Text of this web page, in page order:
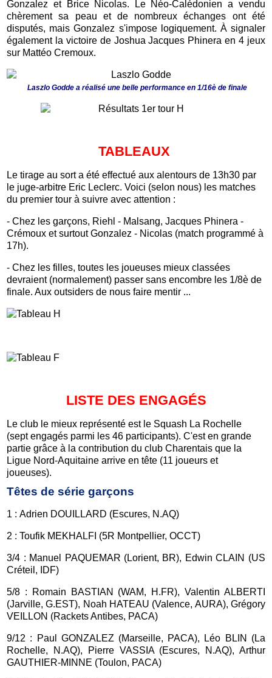
Gonzalez et Brice Nicolas. Le Néo-Calédonien a vendu
chèrement sa peau et de nombreux échanges ont été
disputés, mais Gonzalez s'impose logiquement. À signaler
également la victoire de Joshua Jacques Phinera en 4 jeux
sur Mattéo Cremoux.
Laszlo Godde a réalisé une belle performance en 1/16è de finale
TABLEAUX
Le tirage au sort a été effectué aux alentours de 13h30 par
le juge-arbitre Eric Leclerc. Voici (selon nous) les matches
du premier tour à suivre avec attention :
- Chez les garçons, Riehl - Malsang, Jacques Phinera -
Crémoux et surtout Gonzalez - Nicolas (match programmé à
17h).
- Chez les filles, toutes les joueuses mieux classées
devraient (normalement) passer sans encombre les 1/8è de
finale. Aux outsiders de nous faire mentir ...
LISTE DES ENGAGÉS
Le club le mieux représenté est le Squash La Rochelle
(sept engagés parmi les 46 participants). C'est en grande
partie grâce à la contribution du club Charentais que la
Ligue Nord-Aquitaine arrive en tête (11 joueurs et
joueuses).
Têtes de série garçons
1 : Adrien DOUILLARD (Escures, N.AQ)
2 : Toufik MEKHALFI (5R Montpellier, OCCT)
3/4 : Manuel PAQUEMAR (Lorient, BR), Edwin CLAIN (US
Créteil, IDF)
5/8 : Romain BASTIAN (WAM, H.FR), Valentin ALBERTI
(Jarville, G.EST), Noah HATEAU (Valence, AURA), Grégory
VEILLON (Rackets Antibes, PACA)
9/12 : Paul GONZALEZ (Marseille, PACA), Léo BLIN (La
Rochelle, N.AQ), Pierre VASSIA (Escures, N.AQ), Arthur
GAUTHIER-MINNE (Toulon, PACA)